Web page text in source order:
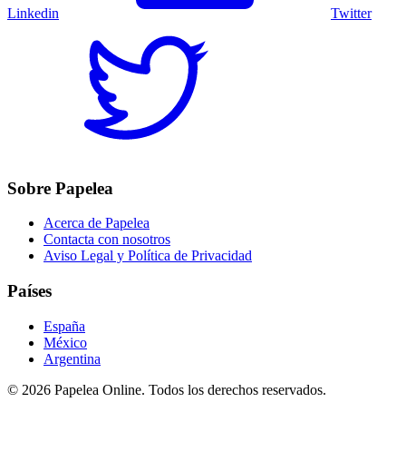
Linkedin Twitter
Sobre Papelea
Acerca de Papelea
Contacta con nosotros
Aviso Legal y Política de Privacidad
Países
España
México
Argentina
© 2026 Papelea Online. Todos los derechos reservados.